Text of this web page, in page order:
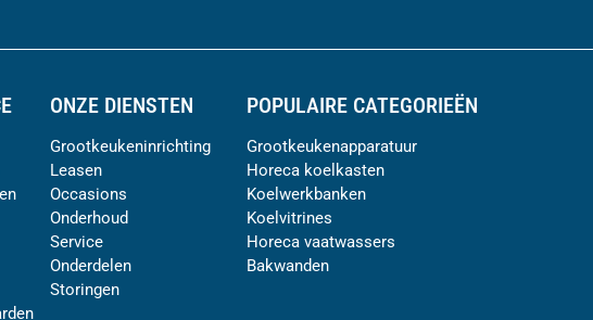
ONZE DIENSTEN
Grootkeukeninrichting
Leasen
Occasions
Onderhoud
Service
Onderdelen
Storingen
POPULAIRE CATEGORIEËN
Grootkeukenapparatuur
Horeca koelkasten
Koelwerkbanken
Koelvitrines
Horeca vaatwassers
Bakwanden